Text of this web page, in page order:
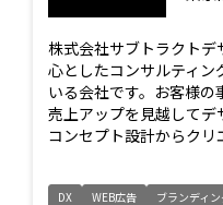
株式会社サブトラクト
心としたコンサルティン
いる会社です。お客様
売上アップを見越してデ
コンセプト設計からクリ
DX WEB広告 ブランディ